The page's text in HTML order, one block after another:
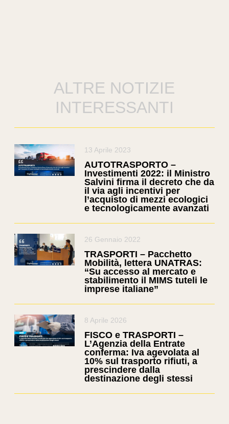
ALTRE NOTIZIE
INTERESSANTI
13 Aprile 2023
AUTOTRASPORTO –
Investimenti 2022: il Ministro
Salvini firma il decreto che da
il via agli incentivi per
l’acquisto di mezzi ecologici
e tecnologicamente avanzati
26 Gennaio 2022
TRASPORTI – Pacchetto
Mobilità, lettera UNATRAS:
“Su accesso al mercato e
stabilimento il MIMS tuteli le
imprese italiane”
8 Aprile 2026
FISCO e TRASPORTI –
L’Agenzia della Entrate
conferma: Iva agevolata al
10% sul trasporto rifiuti, a
prescindere dalla
destinazione degli stessi